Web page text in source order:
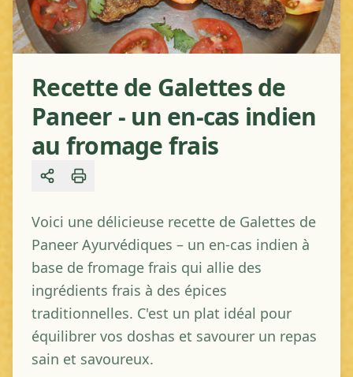
Recette de Galettes de
Paneer - un en-cas indien
au fromage frais
Share
Voici une délicieuse recette de Galettes de
Paneer Ayurvédiques – un en-cas indien à
base de fromage frais qui allie des
ingrédients frais à des épices
traditionnelles. C'est un plat idéal pour
équilibrer vos doshas et savourer un repas
sain et savoureux.